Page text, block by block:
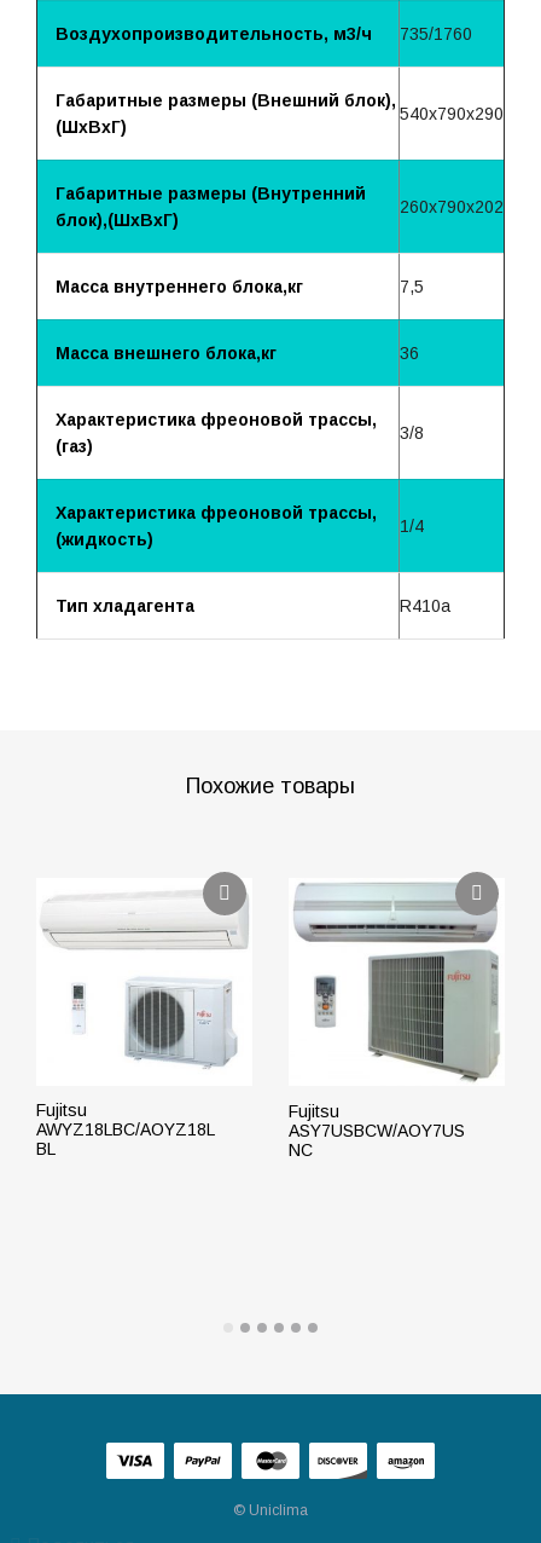
Воздухопроизводительность, м3/ч 735/1760
Габаритные размеры (Внешний блок),
(ШхВхГ)
540x790x290
Габаритные размеры (Внутренний
блок),(ШхВхГ)
260x790x202
Масса внутреннего блока,кг 7,5
Масса внешнего блока,кг 36
Характеристика фреоновой трассы,
(газ)
3/8
Характеристика фреоновой трассы,
(жидкость)
1/4
Тип хладагента R410a
Похожие товары
Fujitsu
AWYZ18LBC/AOYZ18L
BL
Fujitsu
ASY7USBCW/AOY7US
NC
© Uniclima